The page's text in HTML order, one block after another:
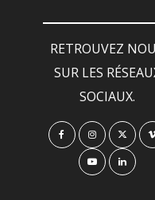
RETROUVEZ
SUR LES
SOCIAUX.